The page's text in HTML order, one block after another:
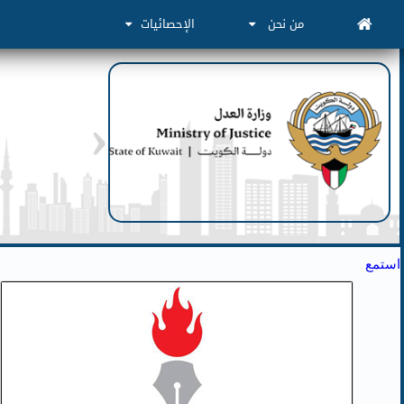
من نحن الإحصائيات
استمع